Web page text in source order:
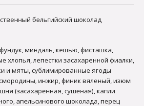
бельгийский шоколад
миндаль, кешью, фисташка,
хлопья, лепестки засахаренной фиалки,
и мяты, сублимированные ягоды
инжир, финик вяленый, изюм
(засахаренная, сушеная), капли
апельсинового шоколада, перец